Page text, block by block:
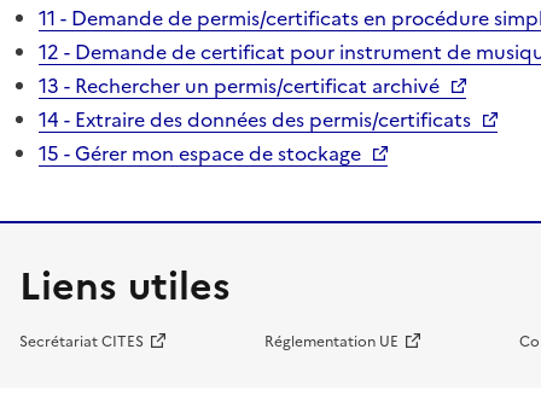
11 - Demande de permis/certificats en procédure
12 - Demande de certificat pour instrument de
13 - Rechercher un permis/certificat archivé
14 - Extraire des données des permis/certificats
15 - Gérer mon espace de stockage
Liens utiles
Secrétariat CITES Réglementation UE